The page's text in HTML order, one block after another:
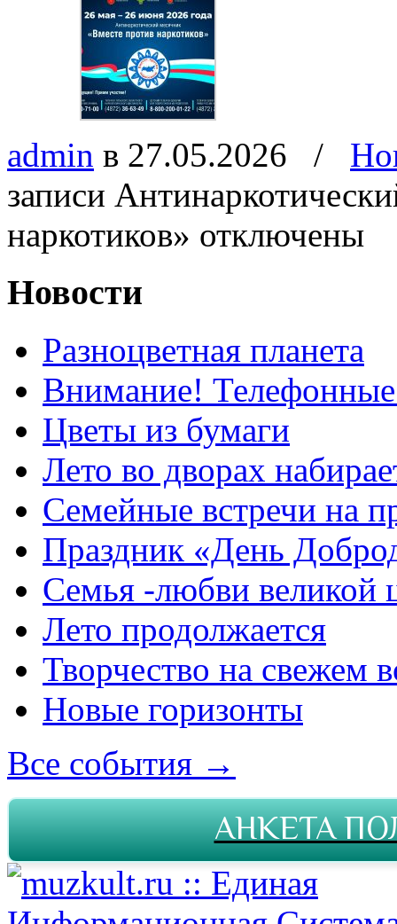
admin в 27.05.2026 /
записи
наркотиков» отключены
Новости
Разноцветная планета
Внимание!
Цветы из бумаги
Лето во дворах
Семейные встречи на
Праздник «День
Семья -любви великой
Лето продолжается
Творчество на свежем
Новые горизонты
Все события →
АНКЕТА